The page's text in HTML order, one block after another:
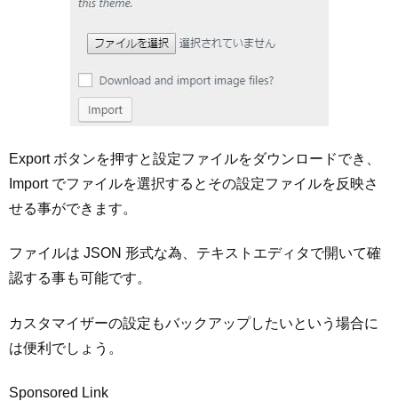
Export ボタンを押すと設定ファイルをダウンロードでき、
Import でファイルを選択するとその設定ファイルを反映さ
せる事ができます。
ファイルは JSON 形式な為、テキストエディタで開いて確
認する事も可能です。
カスタマイザーの設定もバックアップしたいという場合に
は便利でしょう。
Sponsored Link